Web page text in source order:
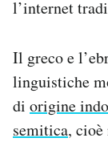
l’internet
Il greco e
linguistiche
di origine
semitica,